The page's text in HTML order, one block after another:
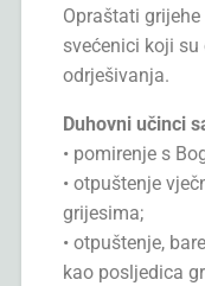
Opraštati
svećenici koji
odrješivanja.
Duhovni učinci
• pomirenje s
• otpuštenje
grijesima;
• otpuštenje,
kao posljedica